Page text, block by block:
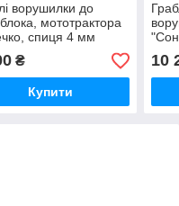
ворушилки до
мототрактора
спиця 4 мм
₴
Купити
10